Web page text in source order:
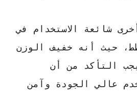
شائعة الاستخدام في
حيث أنه خفيف الوزن
التأكد من أن
عالي الجودة وآمن